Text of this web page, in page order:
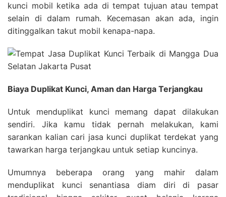
kunci mobil ketika ada di tempat tujuan atau tempat
selain di dalam rumah. Kecemasan akan ada, ingin
ditinggalkan takut mobil kenapa-napa.
Biaya Duplikat Kunci, Aman dan Harga Terjangkau
Untuk menduplikat kunci memang dapat dilakukan
sendiri. Jika kamu tidak pernah melakukan, kami
sarankan kalian cari jasa kunci duplikat terdekat yang
tawarkan harga terjangkau untuk setiap kuncinya.
Umumnya beberapa orang yang mahir dalam
menduplikat kunci senantiasa diam diri di pasar